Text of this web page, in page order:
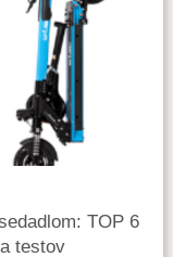
TOP 6
testov